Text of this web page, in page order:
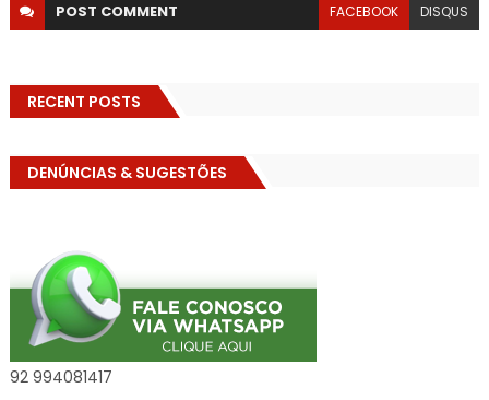
POST COMMENT FACEBOOK DISQUS
RECENT POSTS
DENÚNCIAS & SUGESTÕES
92 994081417